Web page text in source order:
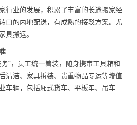
行业的发展，积累了丰富的长途搬家经
口的内地配送，有成熟的接驳方案。尤
具搬运。
”，员工统一着装，随身携带工具箱和
清洁、家具拆装、贵重物品专运等增值
车辆，包括厢式货车、平板车、吊车